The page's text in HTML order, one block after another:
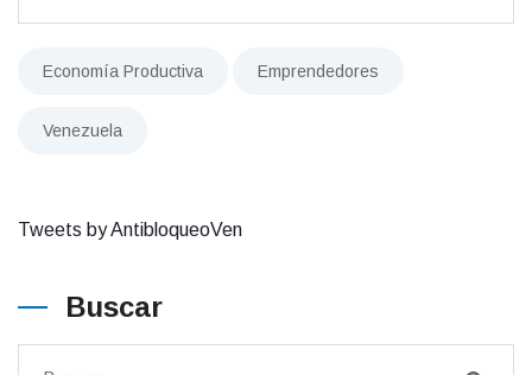
Economía Productiva Emprendedores
Venezuela
Tweets by AntibloqueoVen
Buscar